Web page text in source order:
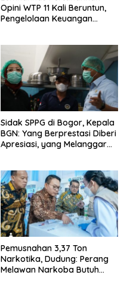
Opini WTP 11 Kali Beruntun,
Pengelolaan Keuangan
Sidak SPPG di Bogor, Kepala
BGN: Yang Berprestasi Diberi
Apresiasi, yang Melanggar
Pemusnahan 3,37 Ton
Narkotika, Dudung: Perang
Melawan Narkoba Butuh